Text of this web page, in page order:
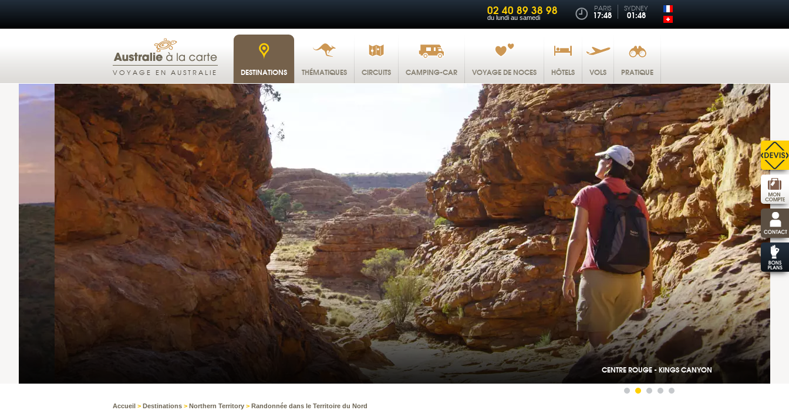
02 40 89 38 98
du lundi au samedi
PARIS
17:48
SYDNEY
01:48
VOYAGE EN AUSTRALIE DESTINATIONS THÉMATIQUES CIRCUITS CAMPING-CAR VOYAGE DE NOCES HÔTELS VOLS PRATIQUE
CENTRE ROUGE - KINGS CANYON
Accueil > Destinations > Northern Territory > Randonnée dans le Territoire du Nord